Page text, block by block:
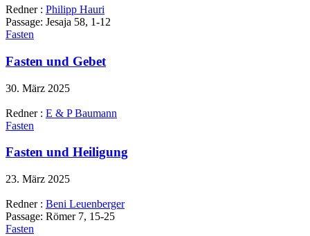
Redner : Philipp Hauri
Passage: Jesaja 58, 1-12
Fasten
Fasten und Gebet
30. März 2025
Redner : E & P Baumann
Fasten
Fasten und Heiligung
23. März 2025
Redner : Beni Leuenberger
Passage: Römer 7, 15-25
Fasten